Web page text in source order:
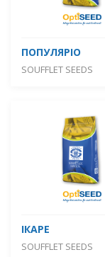
ПОПУЛЯРІО
SOUFFLET SEEDS
ІКАРЕ
SOUFFLET SEEDS